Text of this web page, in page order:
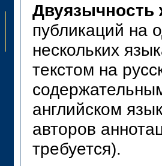
Двуязычность
публикаций на
нескольких
текстом на
английском
авторов
требуется).